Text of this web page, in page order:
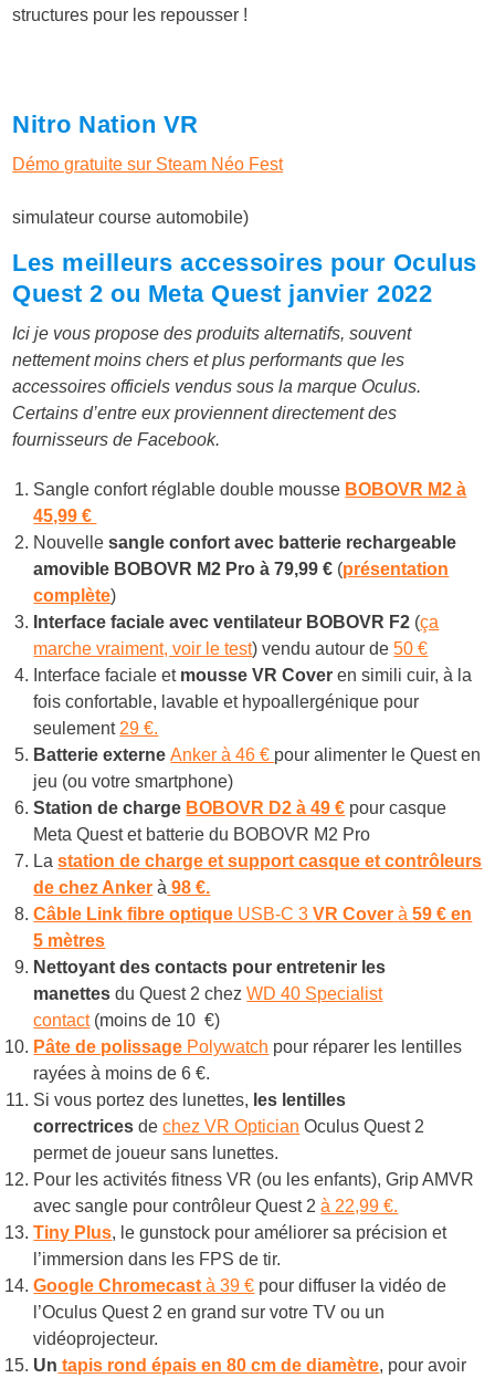
structures pour les repousser !
Nitro Nation VR
Démo gratuite sur Steam Néo Fest
simulateur course automobile)
Les meilleurs accessoires pour Oculus
Quest 2 ou Meta Quest janvier 2022
Ici je vous propose des produits alternatifs, souvent
nettement moins chers et plus performants que les
accessoires officiels vendus sous la marque Oculus.
Certains d’entre eux proviennent directement des
fournisseurs de Facebook.
Sangle confort réglable double mousse BOBOVR M2 à
45,99 €
Nouvellesangle confort avec batterie rechargeable
amovible BOBOVR M2 Pro à79,99 € (présentation
complète)
Interface faciale avec ventilateur BOBOVR F2 (ça
marche vraiment, voir le test) vendu autour de50 €
Interface faciale et mousse VR Cover en simili cuir, à la
fois confortable, lavable et hypoallergénique pour
seulement 29 €.
Batterie externe Anker à 46 € pour alimenter le Quest en
jeu (ou votre smartphone)
Station de charge BOBOVR D2 à 49 € pour casque
Meta Quest et batterie du BOBOVR M2 Pro
Lastation de charge et support casque et contrôleurs
de chez Anker à 98 €.
Câble Linkfibre optique USB-C 3VR Cover à59 € en
5 mètres
Nettoyant des contacts pour entretenir les
manettes du Quest 2 chezWD 40 Specialist
contact(moins de 10 €)
Pâte de polissage Polywatch pour réparer les lentilles
rayées à moins de 6 €.
Si vous portez des lunettes, les lentilles
correctrices dechez VR Optician Oculus Quest 2
permet de joueur sans lunettes.
Pour les activités fitness VR (ou les enfants), Grip AMVR
avec sangle pour contrôleur Quest 2à 22,99 €.
Tiny Plus, le gunstock pour améliorer sa précision et
l’immersion dans les FPS de tir.
Google Chromecast à 39 € pour diffuser la vidéo de
l’Oculus Quest 2 en grand sur votre TV ou un
vidéoprojecteur.
Un tapis rond épais en 80 cm de diamètre, pour avoir